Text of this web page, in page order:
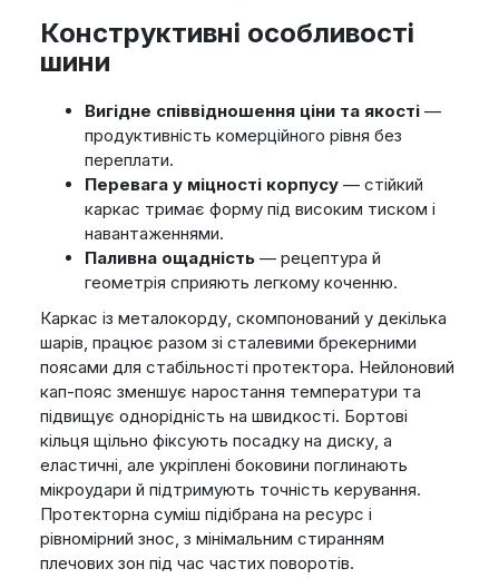
Конструктивні особливості
шини
Вигідне співвідношення ціни та якості—
продуктивність комерційного рівня без
переплати.
Перевага у міцності корпусу— стійкий
каркас тримає форму під високим тиском і
навантаженнями.
Паливна ощадність— рецептура й
геометрія сприяють легкому коченню.
Каркас із металокорду, скомпонований у декілька
шарів, працює разом зі сталевими брекерними
поясами для стабільності протектора. Нейлоновий
кап-пояс зменшує наростання температури та
підвищує однорідність на швидкості. Бортові
кільця щільно фіксують посадку на диску, а
еластичні, але укріплені боковини поглинають
мікроудари й підтримують точність керування.
Протекторна суміш підібрана на ресурс і
рівномірний знос, з мінімальним стиранням
плечових зон під час частих поворотів.